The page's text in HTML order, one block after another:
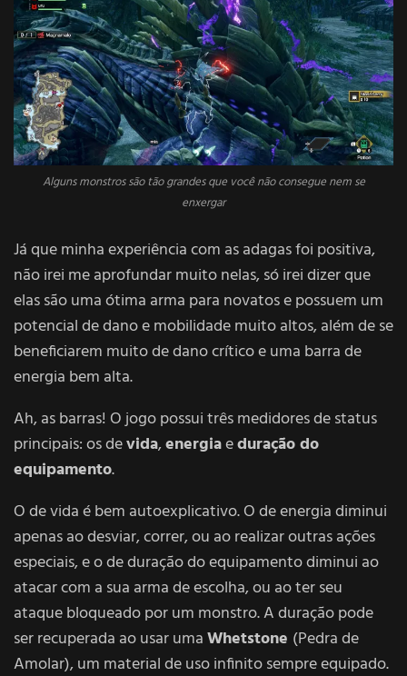
Alguns monstros são tão grandes que você não consegue nem se
enxergar
Já que minha experiência com as adagas foi positiva,
não irei me aprofundar muito nelas, só irei dizer que
elas são uma ótima arma para novatos e possuem um
potencial de dano e mobilidade muito altos, além de se
beneficiarem muito de dano crítico e uma barra de
energia bem alta.
Ah, as barras! O jogo possui três medidores de status
principais: os devida,energiaeduração do
equipamento.
O de vida é bem autoexplicativo. O de energia diminui
apenas ao desviar, correr, ou ao realizar outras ações
especiais, e o de duração do equipamento diminui ao
atacar com a sua arma de escolha, ou ao ter seu
ataque bloqueado por um monstro. A duração pode
ser recuperada ao usar umaWhetstone (Pedra de
Amolar), um material de uso infinito sempre equipado.